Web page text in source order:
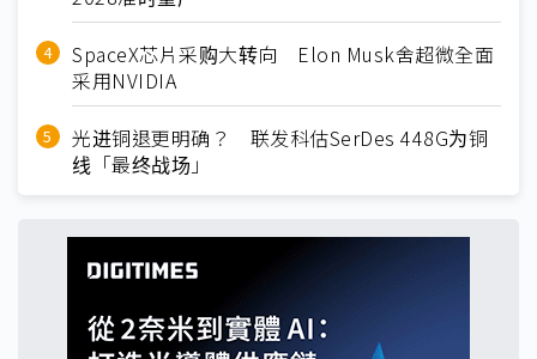
SpaceX芯片采购大转向 Elon Musk舍超微全面
采用NVIDIA
光进铜退更明确？ 联发科估SerDes 448G为铜
线「最终战场」